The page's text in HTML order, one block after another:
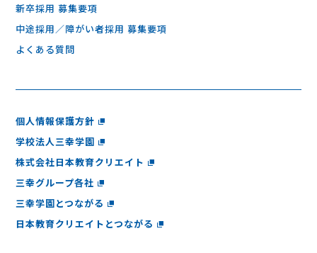
新卒採用 募集要項
中途採用／障がい者採用 募集要項
よくある質問
個人情報保護方針
学校法人三幸学園
株式会社日本教育クリエイト
三幸グループ各社
三幸学園とつながる
日本教育クリエイトとつながる